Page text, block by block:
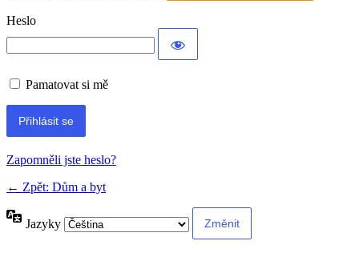
Heslo
Pamatovat si mě
Alternative:
Zapomněli jste heslo?
← Zpět: Dům a byt
Jazyky